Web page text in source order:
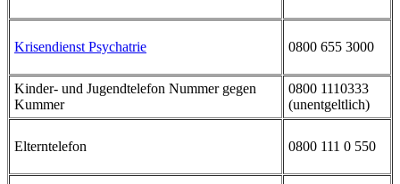
Krisendienst Psychatrie 0800 655 3000
Kinder- und Jugendtelefon Nummer gegen
Kummer
0800 1110333
(unentgeltlich)
Elterntelefon 0800 111 0 550